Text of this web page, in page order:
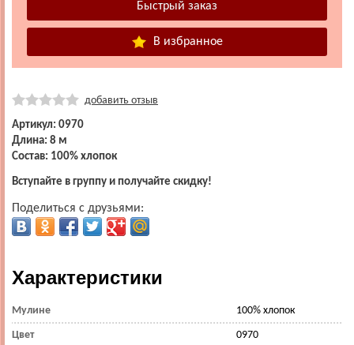
В избранное
добавить отзыв
Артикул: 0970
Длина: 8 м
Состав: 100% хлопок
Вступайте в группу и получайте скидку!
Поделиться с друзьями:
Характеристики
Мулине 100% хлопок
Цвет 0970